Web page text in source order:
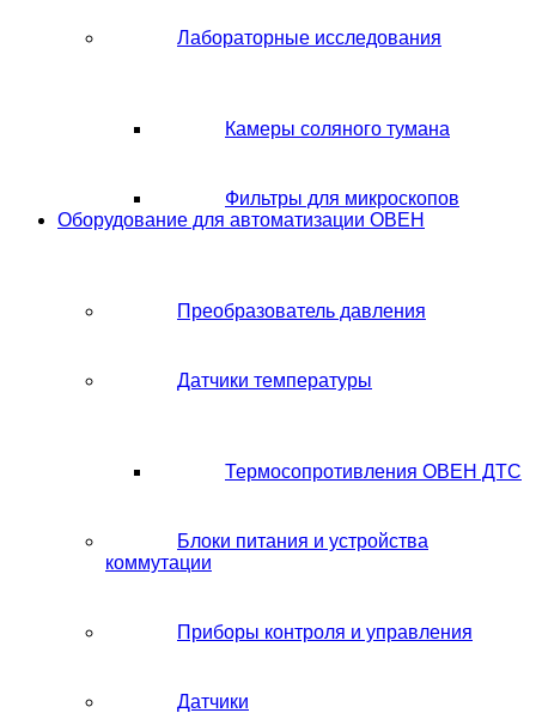
Лабораторные исследования
Камеры соляного тумана
Фильтры для микроскопов
Оборудование для автоматизации ОВЕН
Преобразователь давления
Датчики температуры
Термосопротивления ОВЕН ДТС
Блоки питания и устройства
коммутации
Приборы контроля и управления
Датчики